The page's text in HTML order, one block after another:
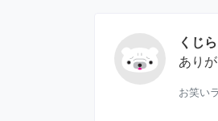
くじ
あり
お笑い